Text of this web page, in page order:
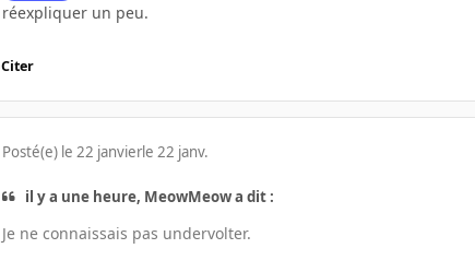
réexpliquer un peu.
Citer
Posté(e) le 22 janvierle 22 janv.
il y a une heure, MeowMeow a dit :
Je ne connaissais pas undervolter.